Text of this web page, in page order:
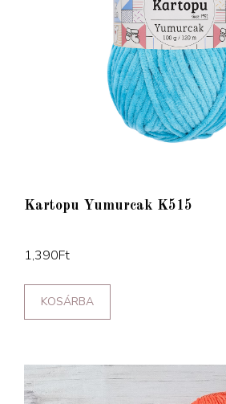
Kartopu Yumurcak K515
1,390Ft
KOSÁRBA